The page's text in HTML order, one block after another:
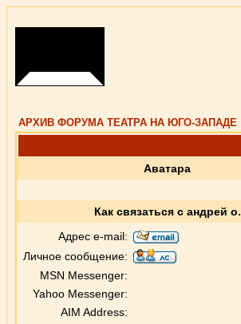
АРХИВ ФОРУМА ТЕАТРА НА ЮГО-ЗАПАДЕ
Аватара
Как связаться с андрей о.
Адрес e-mail:
Личное сообщение:
MSN Messenger:
Yahoo Messenger:
AIM Address: